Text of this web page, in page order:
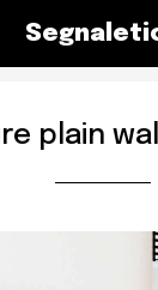
plain